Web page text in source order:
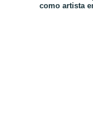
como artista